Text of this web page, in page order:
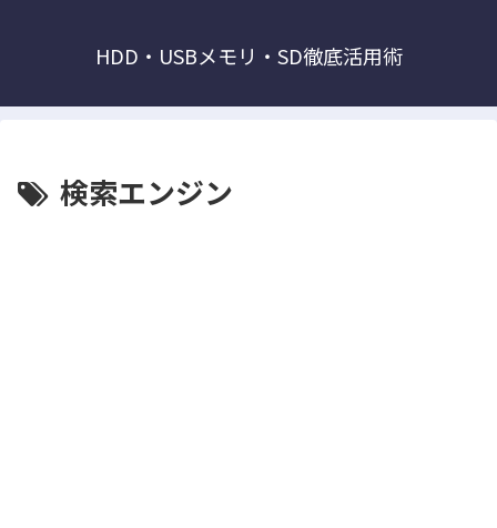
HDD・USBメモリ・SD徹底活用術
検索エンジン